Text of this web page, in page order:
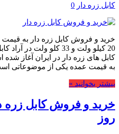
کابل زره دار 0
خرید و فروش کابل زره دار به
20 کیلو ولت و 33 کلو ولت
کابل های زره دار در ایران آغاز
به قیمت عمده یکی از موضوعاتی
بیشتر بخوانید »
خرید و فروش کابل زره
روز